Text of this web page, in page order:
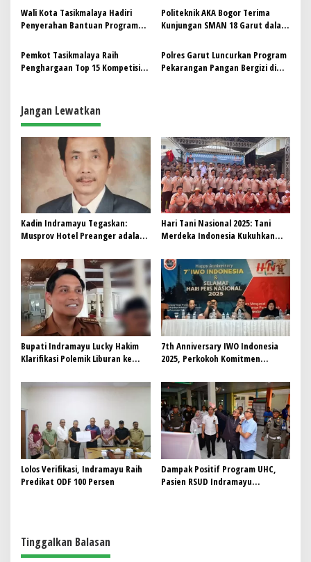
(PHTC)
Wali Kota Tasikmalaya Hadiri
Penyerahan Bantuan Program
Dhuafa
Politeknik AKA Bogor Terima
Kunjungan SMAN 18 Garut dalam
System (PDS)
Pemkot Tasikmalaya Raih
Penghargaan Top 15 Kompetisi
Polres Garut Luncurkan Program
Pekarangan Pangan Bergizi di
Jangan Lewatkan
Kadin Indramayu Tegaskan:
Musprov Hotel Preanger adalah
AD/ART
Hari Tani Nasional 2025: Tani
Merdeka Indonesia Kukuhkan
Swasembada Pangan
Bupati Indramayu Lucky Hakim
Klarifikasi Polemik Liburan ke
7th Anniversary IWO Indonesia
2025, Perkokoh Komitmen
Lolos Verifikasi, Indramayu Raih
Predikat ODF 100 Persen
Dampak Positif Program UHC,
Pasien RSUD Indramayu
Tinggalkan Balasan